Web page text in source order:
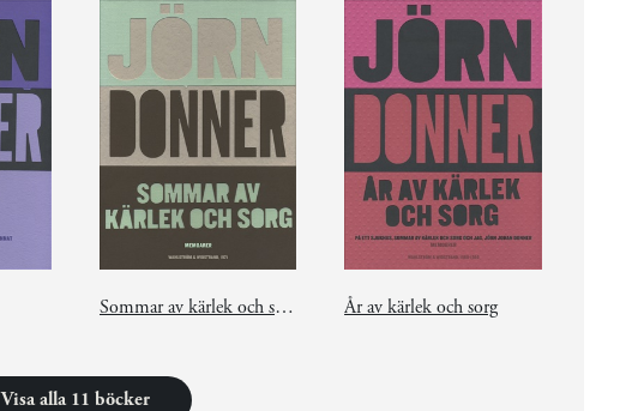
Sommar av kärlek och sorg År av kärlek och sorg
Visa alla 11 böcker